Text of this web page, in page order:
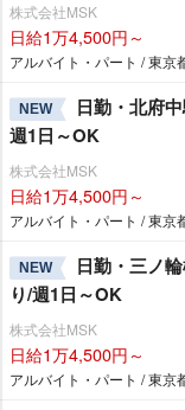
株式会社MSK
日給1万4,500円～
アルバイト・パート / 東京
NEW
日勤・北府
週1日～OK
株式会社MSK
日給1万4,500円～
アルバイト・パート / 東京
NEW
日勤・三ノ
り/週1日～OK
株式会社MSK
日給1万4,500円～
アルバイト・パート / 東京